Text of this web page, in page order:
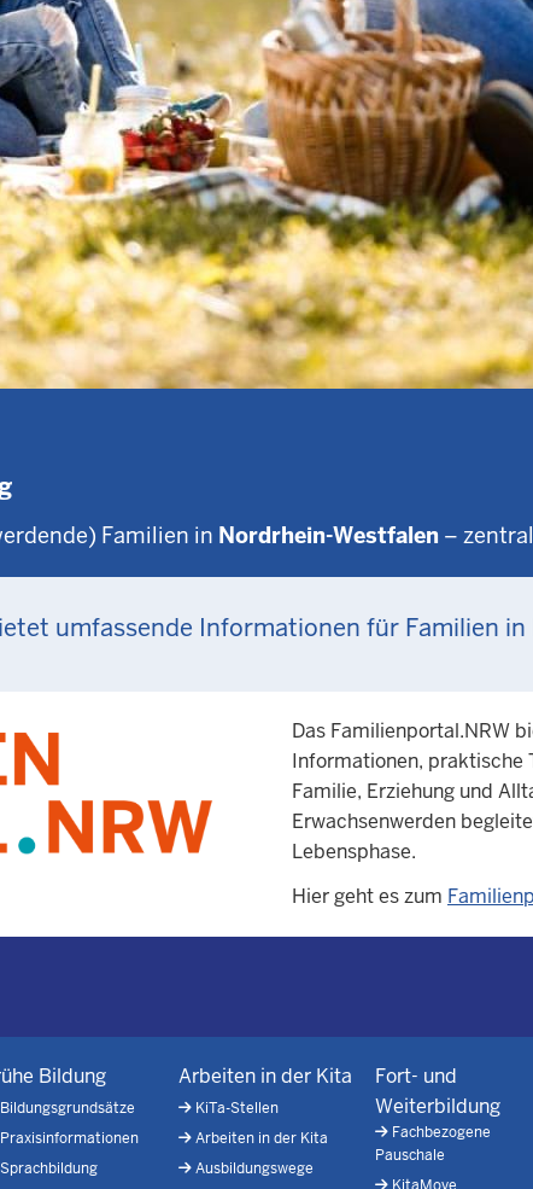
Familien in Nordrhein-Westfalen –
umfassende Informationen für Familien
Das Familienportal.NRW
Informationen, praktische
Familie, Erziehung und
Erwachsenwerden
Lebensphase.
Hier geht es zum
Bildung
Bildungsgrundsätze
Praxisinformationen
Sprachbildung
Arbeiten in der Kita
KiTa-Stellen
Arbeiten in der Kita
Ausbildungswege
Fort- und
Weiterbildung
Fachbezogene
Pauschale